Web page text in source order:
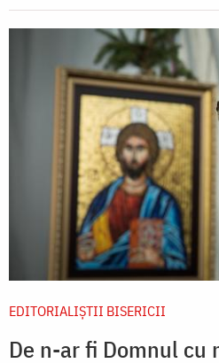
EDITORIALIȘTII BISERICII
De n-ar fi Domnul cu